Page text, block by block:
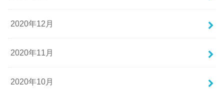
2020年12月
2020年11月
2020年10月